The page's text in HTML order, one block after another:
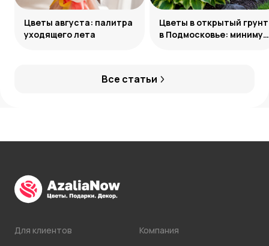
Все статьи
Цветы августа: палитра
уходящего лета
Цветы в открытый грунт
в Подмосковье: минимум
Для клиентов Компания